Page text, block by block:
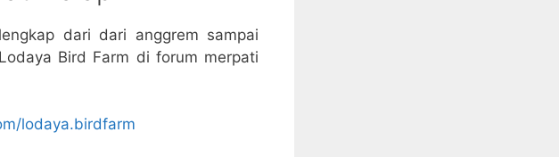
dari dari anggrem sampai
Bird Farm di forum merpati
lodaya.birdfarm